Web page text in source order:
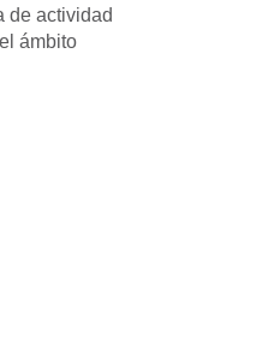
de actividad
ámbito